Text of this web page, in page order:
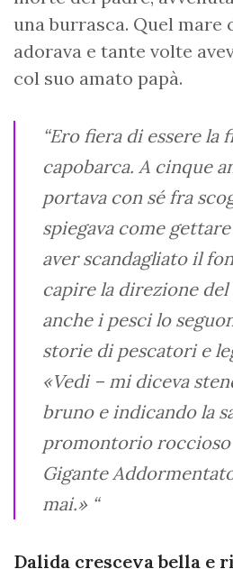
una burrasca. Quel mare
adorava e tante volte
col suo amato papà.
“Ero fiera di essere la
capobarca. A cinque
portava con sé fra
spiegava come
aver scandagliato il
capire la direzione
anche i pesci lo
storie di pescatori e
«Vedi – mi diceva
bruno e indicando la
promontorio roccioso
Gigante
mai.» “
Dalida cresceva bella e